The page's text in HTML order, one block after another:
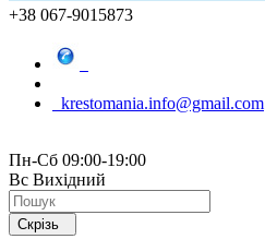
+38 067-9015873
krestomania.info@gmail.com
Пн-Сб 09:00-19:00
Вс Вихідний
Скрізь